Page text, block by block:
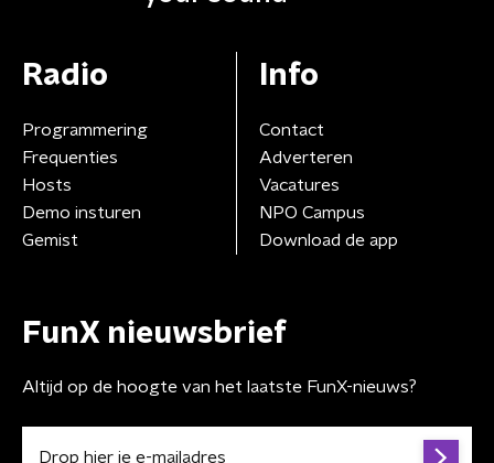
Radio
Programmering
Frequenties
Hosts
Demo insturen
Gemist
Info
Contact
Adverteren
Vacatures
NPO Campus
Download de app
FunX nieuwsbrief
Altijd op de hoogte van het laatste FunX-nieuws?